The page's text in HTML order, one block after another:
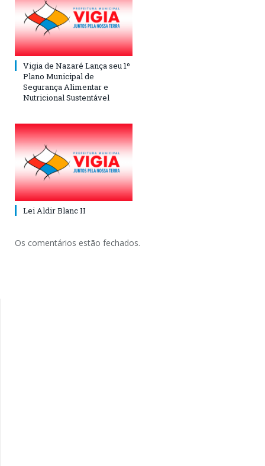
Vigia de Nazaré Lança seu 1º
Plano Municipal de
Segurança Alimentar e
Nutricional Sustentável
Lei Aldir Blanc II
Os comentários estão fechados.